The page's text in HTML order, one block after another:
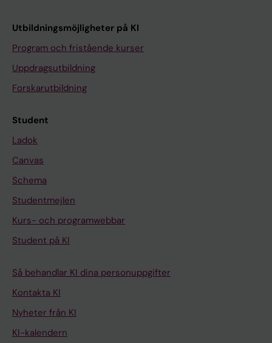
Utbildningsmöjligheter på KI
Program och fristående kurser
Uppdragsutbildning
Forskarutbildning
Student
Ladok
Canvas
Schema
Studentmejlen
Kurs- och programwebbar
Student på KI
Så behandlar KI dina personuppgifter
Kontakta KI
Nyheter från KI
KI-kalendern